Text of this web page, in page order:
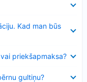
Kad man būs
priekšapmaksa?
gultiņu?